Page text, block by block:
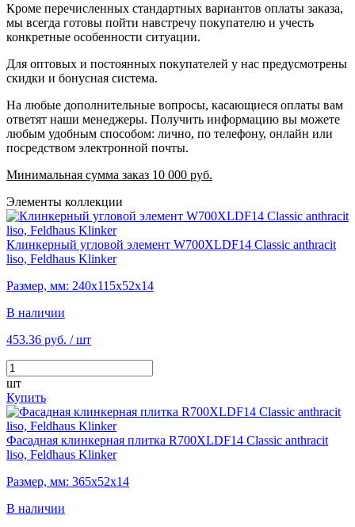
Кроме перечисленных стандартных вариантов оплаты заказа,
мы всегда готовы пойти навстречу покупателю и учесть
конкретные особенности ситуации.
Для оптовых и постоянных покупателей у нас предусмотрены
скидки и бонусная система.
На любые дополнительные вопросы, касающиеся оплаты вам
ответят наши менеджеры. Получить информацию вы можете
любым удобным способом: лично, по телефону, онлайн или
посредством электронной почты.
Минимальная сумма заказ 10 000 руб.
Элементы коллекции
Клинкерный угловой элемент W700XLDF14 Classic anthracit
liso, Feldhaus Klinker
Размер, мм: 240х115х52х14
В наличии
453.36 руб. / шт
шт
Купить
Фасадная клинкерная плитка R700XLDF14 Classic anthracit
liso, Feldhaus Klinker
Размер, мм: 365х52х14
В наличии